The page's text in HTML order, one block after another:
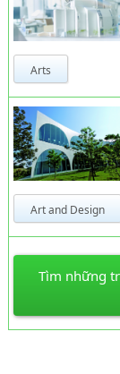
Arts
Art and Design
Tìm những